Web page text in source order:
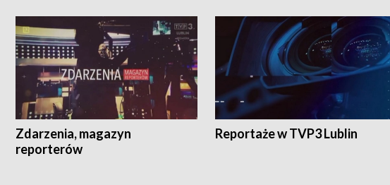
Zdarzenia, magazyn
reporterów
Reportaże w TVP3 Lublin